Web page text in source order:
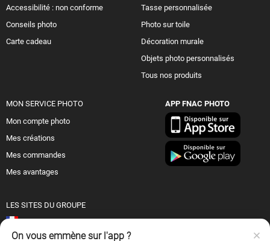
Accessibilité : non conforme
Conseils photo
Carte cadeau
Tasse personnalisée
Photo sur toile
Décoration murale
Objets photo personnalisés
Tous nos produits
MON SERVICE PHOTO
Mon compte photo
Mes créations
Mes commandes
Mes avantages
LES SITES DU GROUPE
APP FNAC PHOTO
On vous emmène sur l'app ?